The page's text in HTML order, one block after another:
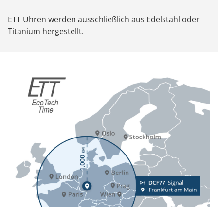
ETT Uhren werden ausschließlich aus Edelstahl oder
Titanium hergestellt.